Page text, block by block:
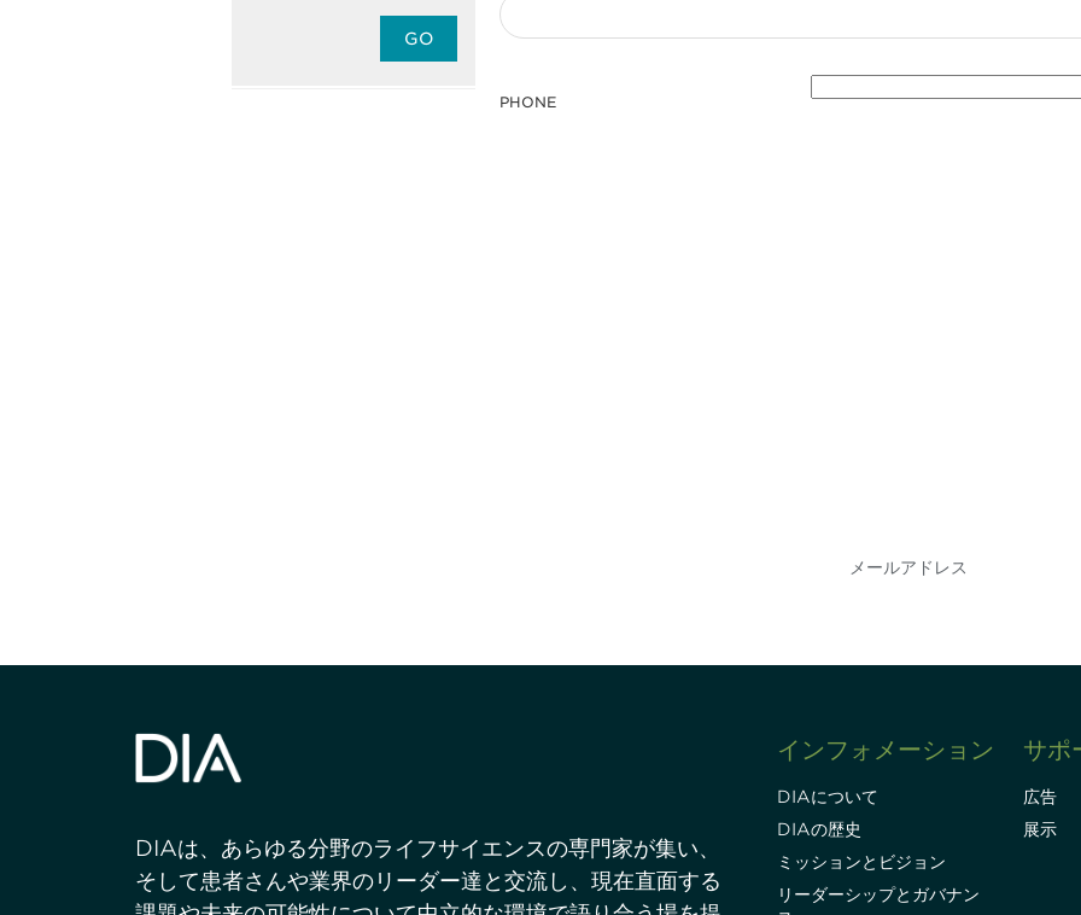
GO
PHONE
DIAは、あらゆる分野のライフサイエンスの専門家が集い、
そして患者さんや業界のリーダー達と交流し、現在直面する
インフォメーション
DIAについて
DIAの歴史
ミッションとビジョン
リーダーシップとガバナン
サポ
広告
展示